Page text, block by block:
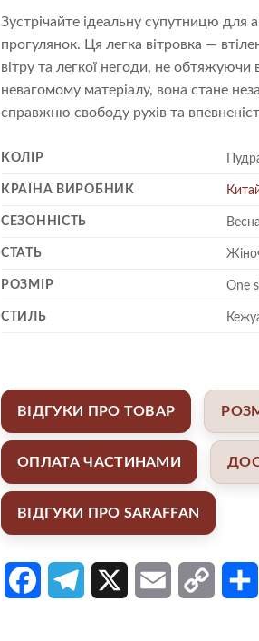
Зустрічайте ідеальну супутницю для
прогулянок. Ця легка вітровка —
вітру та легкої негоди, не
невагомому матеріалу, вона стане
справжню свободу рухів та
КОЛІР
КРАЇНА ВИРОБНИК
СЕЗОННІСТЬ
СТАТЬ
РОЗМІР One
СТИЛЬ
ВІДГУКИ ПРО ТОВАР
ОПЛАТА ЧАСТИНАМИ
ВІДГУКИ ПРО SARAFFAN
FacebookTelegram Email Copy